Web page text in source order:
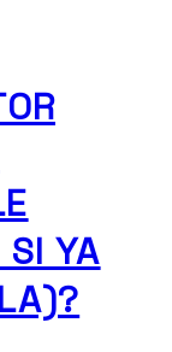
YA